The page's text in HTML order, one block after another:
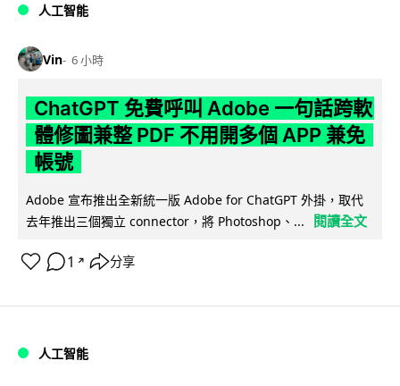
人工智能
Vin 6 小時
ChatGPT 免費呼叫 Adobe 一句話跨軟
體修圖兼整 PDF 不用開多個 APP 兼免
帳號
Adobe 宣布推出全新統一版 Adobe for ChatGPT 外掛，取代
去年推出三個獨立 connector，將 Photoshop、...
閱讀全文
1 ↗ 分享
人工智能